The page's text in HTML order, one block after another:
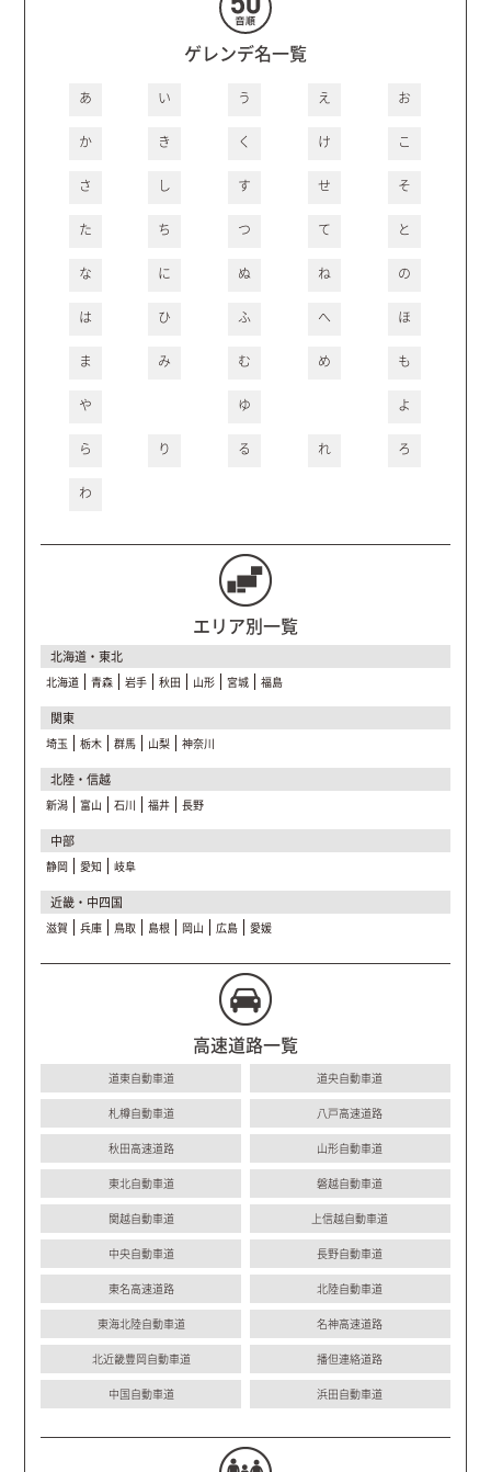
ゲレンデ名一覧
あ い う え お
か き く け こ
さ し す せ そ
た ち つ て と
な に ぬ ね の
は ひ ふ へ ほ
ま み む め も
や ゆ よ
ら り る れ ろ
わ
エリア別一覧
北海道・東北
北海道 青森 岩手 秋田 山形 宮城 福島
関東
埼玉 栃木 群馬 山梨 神奈川
北陸・信越
新潟 富山 石川 福井 長野
中部
静岡 愛知 岐阜
近畿・中四国
滋賀 兵庫 鳥取 島根 岡山 広島 愛媛
高速道路一覧
道東自動車道 道央自動車道
札樽自動車道 八戸高速道路
秋田高速道路 山形自動車道
東北自動車道 磐越自動車道
関越自動車道 上信越自動車道
中央自動車道 長野自動車道
東名高速道路 北陸自動車道
東海北陸自動車道 名神高速道路
北近畿豊岡自動車道 播但連絡道路
中国自動車道 浜田自動車道